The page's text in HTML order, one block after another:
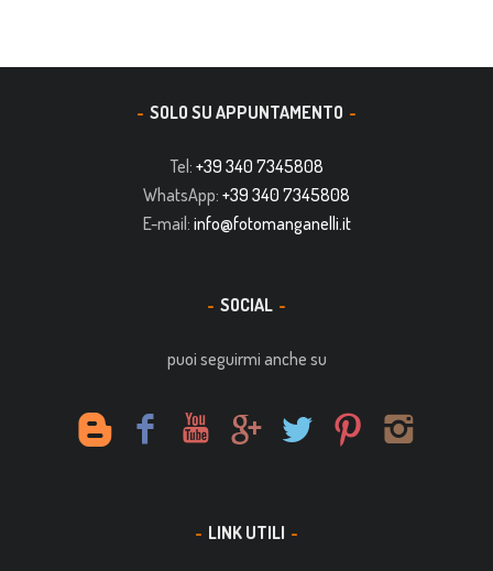
SOLO SU APPUNTAMENTO
Tel: +39 340 7345808
WhatsApp: +39 340 7345808
E-mail: info@fotomanganelli.it
SOCIAL
puoi seguirmi anche su
LINK UTILI